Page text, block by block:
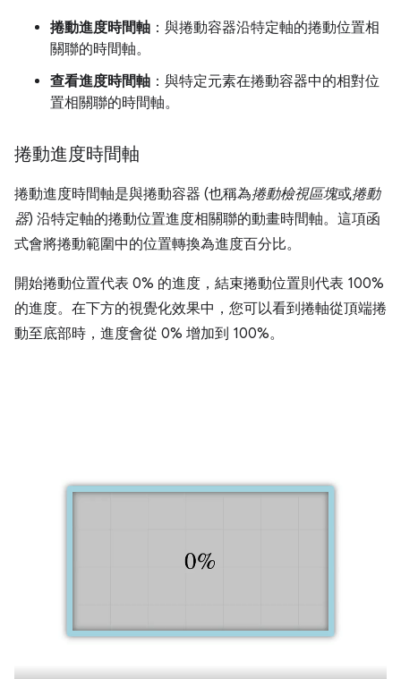
捲動進度時間軸 ：與捲動容器沿特定軸的捲動位置相
關聯的時間軸。
查看進度時間軸 ：與特定元素在捲動容器中的相對位
置相關聯的時間軸。
捲動進度時間軸
捲動進度時間軸是與捲動容器 (也稱為捲動檢視區塊或捲動
器) 沿特定軸的捲動位置進度相關聯的動畫時間軸。這項函
式會將捲動範圍中的位置轉換為進度百分比。
開始捲動位置代表 0% 的進度，結束捲動位置則代表 100%
的進度。在下方的視覺化效果中，您可以看到捲軸從頂端捲
動至底部時，進度會從 0% 增加到 100%。